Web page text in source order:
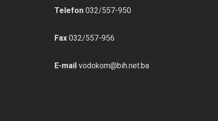
Telefon 032/557-950
Fax 032/557-956
E-mail vodokom@bih.net.ba